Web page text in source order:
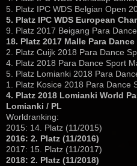
5. Platz IPC WDS Belgian Open
5. Platz IPC WDS European
9. Platz 2017 Beigang Para
18. Platz 2017 Malle Para
2. Platz Cuijk 2018 Para Dance
4. Platz 2018 Para Dance Sport
5. Platz Lomianki 2018 Para
1. Platz Kosice 2018 Para Dance
4. Platz 2018 Lomianki World
Lomianki / PL
Worldranking:
2015: 14. Platz (11/2015)
2016: 2. Platz (11/2016)
2017: 15. Platz (11/2017)
2018: 2. Platz (11/2018)